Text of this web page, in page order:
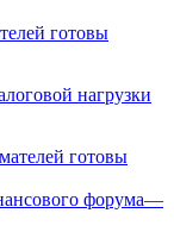
готовы
нагрузки
форума—